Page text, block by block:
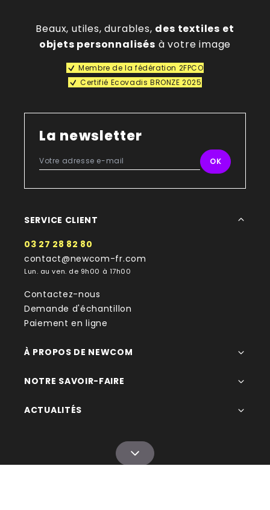
Beaux, utiles, durables, des textiles et
objets personnalisés à votre image
Membre de la fédération 2FPCO
Certifié Ecovadis BRONZE 2025
La newsletter
SERVICE CLIENT
03 27 28 82 80
contact@newcom-fr.com
Lun. au ven. de 9h00 à 17h00
Contactez-nous
Demande d'échantillon
Paiement en ligne
À PROPOS DE NEWCOM
NOTRE SAVOIR-FAIRE
ACTUALITÉS